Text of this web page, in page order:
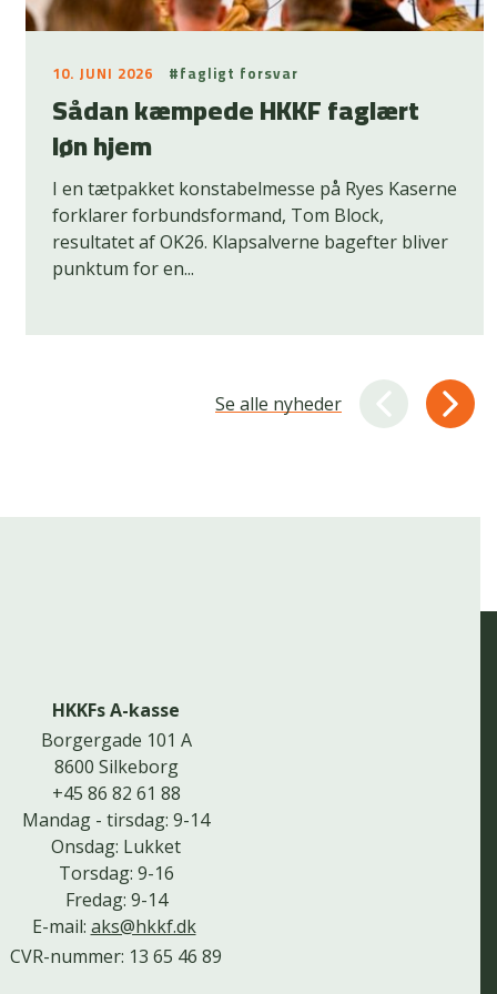
10. JUNI 2026 #fagligt forsvar
Sådan kæmpede HKKF faglært
løn hjem
I en tætpakket konstabelmesse på Ryes Kaserne
forklarer forbundsformand, Tom Block,
resultatet af OK26. Klapsalverne bagefter bliver
punktum for en...
Se alle nyheder
HKKFs A-kasse
Borgergade 101 A
8600 Silkeborg
+45 86 82 61 88
Mandag - tirsdag: 9-14
Onsdag: Lukket
Torsdag: 9-16
Fredag: 9-14
E-mail: aks@hkkf.dk
CVR-nummer: 13 65 46 89